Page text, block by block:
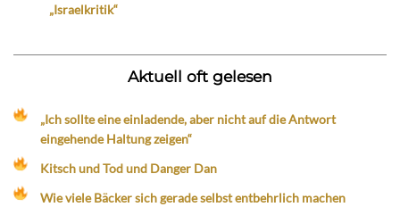
„Israelkritik“
Aktuell oft gelesen
„Ich sollte eine einladende, aber nicht auf die Antwort
eingehende Haltung zeigen“
Kitsch und Tod und Danger Dan
Wie viele Bäcker sich gerade selbst entbehrlich machen